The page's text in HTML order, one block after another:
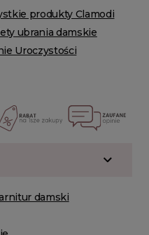
produkty Clamodi
ubrania damskie
Uroczystości
damski